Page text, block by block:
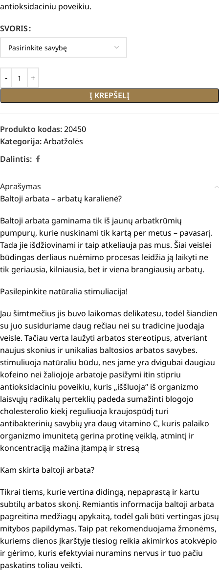
antioksidaciniu poveikiu.
SVORIS
Į KREPŠELĮ
Produkto kodas:20450
Kategorija:Arbatžolės
Dalintis:
Aprašymas
Baltoji arbata – arbatų karalienė?
Baltoji arbata gaminama tik iš jaunų arbatkrūmių
pumpurų, kurie nuskinami tik kartą per metus – pavasarį.
Tada jie išdžiovinami ir taip atkeliauja pas mus. Šiai veislei
būdingas derliaus nuėmimo procesas leidžia ją laikyti ne
tik geriausia, kilniausia, bet ir viena brangiausių arbatų.
Pasilepinkite natūralia stimuliacija!
Jau šimtmečius jis buvo laikomas delikatesu, todėl šiandien
su juo susiduriame daug rečiau nei su tradicine juodąja
veisle. Tačiau verta laužyti arbatos stereotipus, atveriant
naujus skonius ir unikalias baltosios arbatos savybes.
stimuliuoja natūraliu būdu, nes jame yra dvigubai daugiau
kofeino nei žaliojoje arbatoje pasižymi itin stipriu
antioksidaciniu poveikiu, kuris „iššluoja“ iš organizmo
laisvųjų radikalų perteklių padeda sumažinti blogojo
cholesterolio kiekį reguliuoja kraujospūdį turi
antibakterinių savybių yra daug vitamino C, kuris palaiko
organizmo imunitetą gerina protinę veiklą, atmintį ir
koncentraciją mažina įtampą ir stresą
Kam skirta baltoji arbata?
Tikrai tiems, kurie vertina didingą, nepaprastą ir kartu
subtilų arbatos skonį. Remiantis informacija baltoji arbata
pagreitina medžiagų apykaitą, todėl gali būti vertingas jūsų
mitybos papildymas. Taip pat rekomenduojama žmonėms,
kuriems dienos įkarštyje tiesiog reikia akimirkos atokvėpio
ir gėrimo, kuris efektyviai nuramins nervus ir tuo pačiu
paskatins toliau veikti.